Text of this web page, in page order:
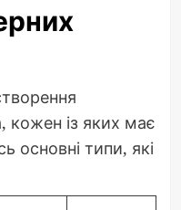
кожен із яких має
основні типи, які